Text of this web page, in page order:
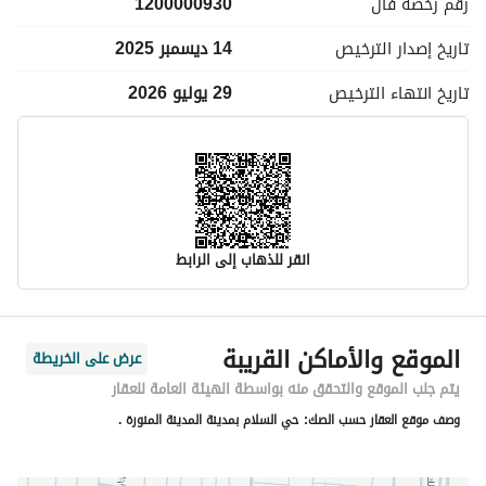
تاريخ إصدار الترخيص
14 ديسمبر 2025
تاريخ انتهاء الترخيص 29 يوليو 2026
انقر للذهاب إلى الرابط
معلومات مسؤول الإعلان
اسم المسؤول
عبدالرحمن حميد مسعود الحازمي
رقم المسؤول
0544336050
الموقع والأماكن القريبة
عرض على الخريطة
يتم جلب الموقع والتحقق منه بواسطة الهيئة العامة للعقار
وصف موقع العقار حسب الصك: حي السلام بمدينة المدينة المنورة .